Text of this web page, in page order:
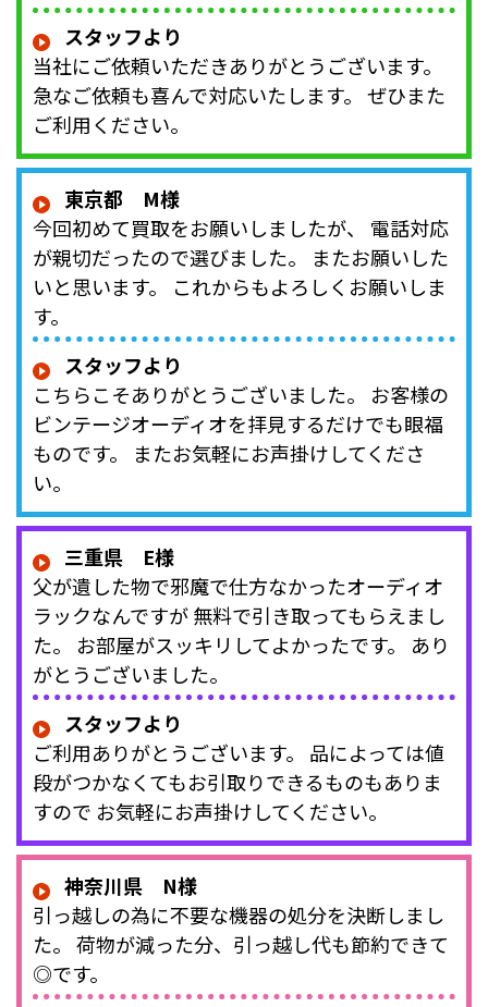
スタッフより
当社にご依頼いただきありがとうございます。
急なご依頼も喜んで対応いたします。 ぜひまた
ご利用ください。
東京都 M様
今回初めて買取をお願いしましたが、 電話対応
が親切だったので選びました。 またお願いした
いと思います。 これからもよろしくお願いしま
す。
スタッフより
こちらこそありがとうございました。 お客様の
ビンテージオーディオを拝見するだけでも眼福
ものです。 またお気軽にお声掛けしてくださ
い。
三重県 E様
父が遺した物で邪魔で仕方なかったオーディオ
ラックなんですが 無料で引き取ってもらえまし
た。 お部屋がスッキリしてよかったです。 あり
がとうございました。
スタッフより
ご利用ありがとうございます。 品によっては値
段がつかなくてもお引取りできるものもありま
すので お気軽にお声掛けしてください。
神奈川県 N様
引っ越しの為に不要な機器の処分を決断しまし
た。 荷物が減った分、引っ越し代も節約できて
◎です。